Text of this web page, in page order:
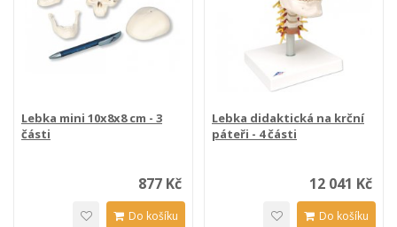
Lebka mini 10x8x8 cm - 3
části
877 Kč
Do košíku
Lebka didaktická na krční
páteři - 4 části
12 041 Kč
Do košíku